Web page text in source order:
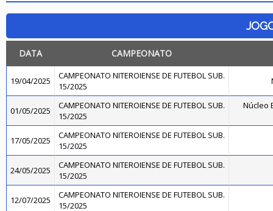
DATA CAMPEONATO
19/04/2025
CAMPEONATO NITEROIENSE DE FUTEBOL SUB.
15/2025
01/05/2025
CAMPEONATO NITEROIENSE DE FUTEBOL SUB.
15/2025
Núcleo
17/05/2025
CAMPEONATO NITEROIENSE DE FUTEBOL SUB.
15/2025
24/05/2025
CAMPEONATO NITEROIENSE DE FUTEBOL SUB.
15/2025
12/07/2025
CAMPEONATO NITEROIENSE DE FUTEBOL SUB.
15/2025